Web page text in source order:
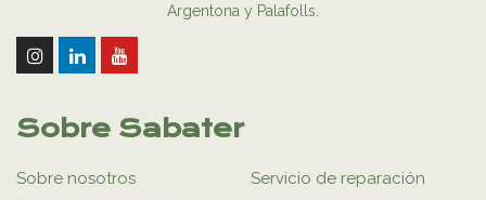
Argentona y Palafolls.
Sobre Sabater
Sobre nosotros
Servicio de reparación